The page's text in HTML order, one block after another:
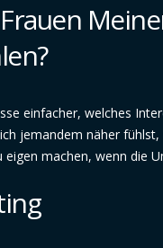
einfacher, welches
jemandem näher
machen, wenn die